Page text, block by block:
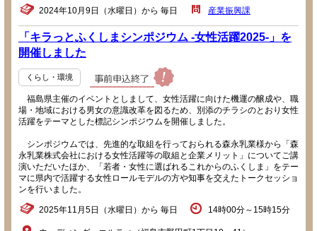
2024年10月9日（水曜日）から 毎日 産業振興課
「キラっとふくしまシンポジウム -女性活躍2025-」を
開催しました
くらし・環境
福島県主催のイベントとしまして、女性活躍に向けた機運の醸成や、職
場・地域における男女の意識改革を図るため、別添のチラシのとおり女性
活躍をテーマとした標記シンポジウムを開催しました。
シンポジウムでは、先進的な取組を行っておられる森永乳業様から「森
永乳業株式会社における女性活躍等の取組と企業メリット」についてご講
演いただいたほか、「若者・女性に選ばれるこれからのふくしま」をテー
マに県内で活躍する女性ロールモデルの方や知事を交えたトークセッショ
ンを行いました。
2025年11月5日（水曜日）から 毎日 14時00分～15時15分